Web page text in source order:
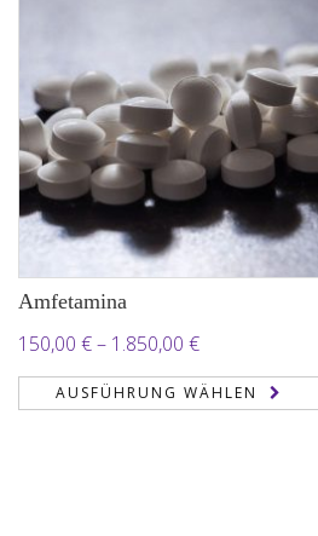
Amfetamina
150,00 €– 1.850,00 €Preisspanne:
150,00 €
bis
AUSFÜHRUNG WÄHLEN